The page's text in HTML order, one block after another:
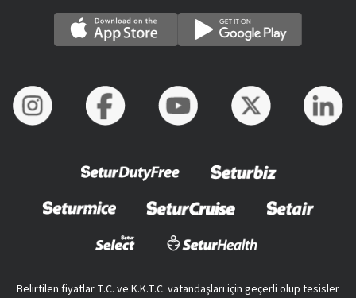
Belirtilen fiyatlar T.C. ve K.K.T.C. vatandaşları için geçerli olup tesisler